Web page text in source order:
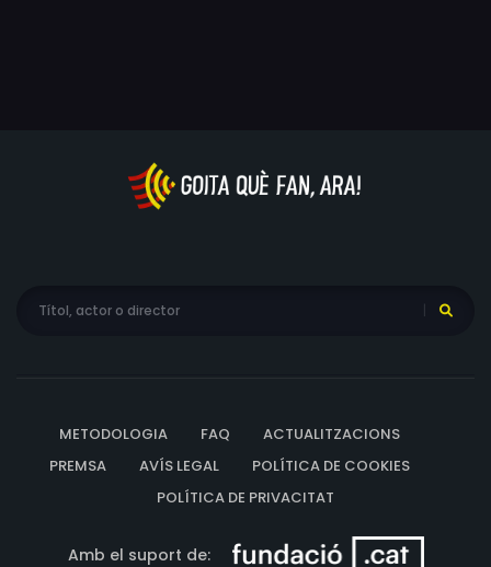
METODOLOGIA FAQ
ACTUALITZACIONS
PREMSA
AVÍS LEGAL
POLÍTICA DE COOKIES
POLÍTICA DE PRIVACITAT
Amb el suport de: